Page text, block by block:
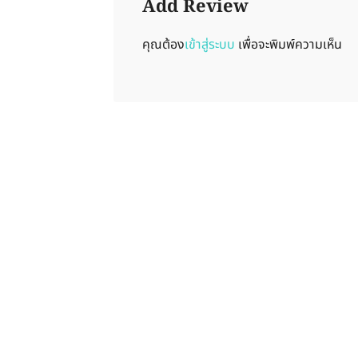
Add Review
คุณต้องเข้าสู่ระบบ เพื่อจะพิมพ์ความเห็น